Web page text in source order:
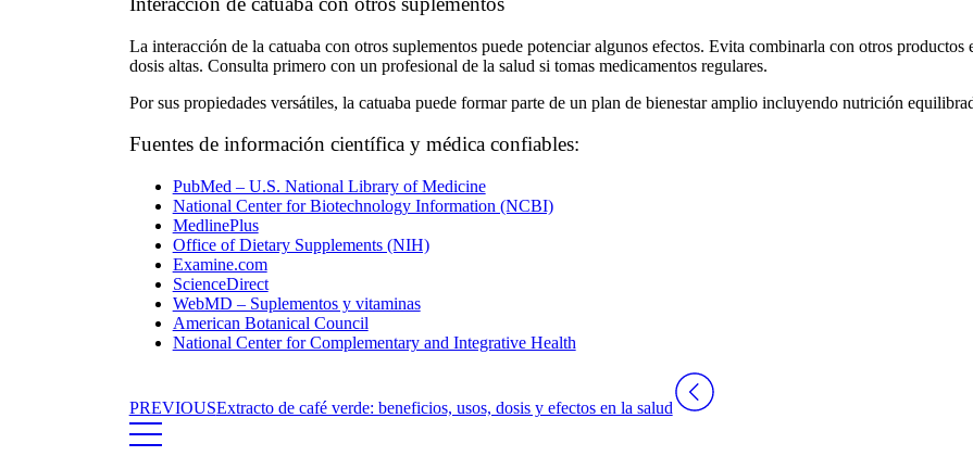
La interacción de la catuaba con otros suplementospuede potenciar algunos efectos. Evita combinarla con otros
dosis altas. Consulta primero con un profesional de la salud si tomas medicamentos regulares.
Por sus propiedades versátiles, la catuaba puede formar parte de un plan de bienestar amplio incluyendo nutrición
Fuentes de información científica y médica confiables:
PubMed – U.S. National Library of Medicine
National Center for Biotechnology Information (NCBI)
MedlinePlus
Office of Dietary Supplements (NIH)
Examine.com
ScienceDirect
WebMD – Suplementos y vitaminas
American Botanical Council
National Center for Complementary and Integrative Health
PREVIOUSExtracto de café verde: beneficios, usos, dosis y efectos en la salud